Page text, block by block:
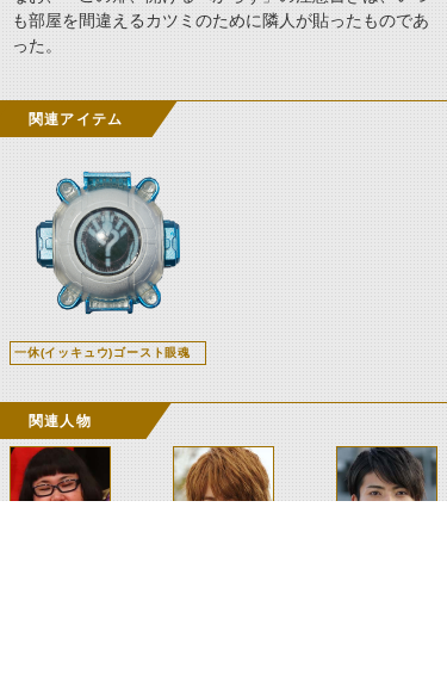
も部屋を間違えるカツミのために隣人が貼ったものであ
った。
関連アイテム
一休(イッキュウ)ゴースト眼魂
関連人物